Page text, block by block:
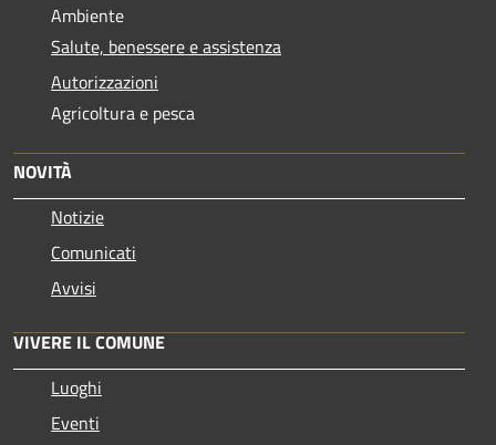
Ambiente
Salute, benessere e assistenza
Autorizzazioni
Agricoltura e pesca
NOVITÀ
Notizie
Comunicati
Avvisi
VIVERE IL COMUNE
Luoghi
Eventi